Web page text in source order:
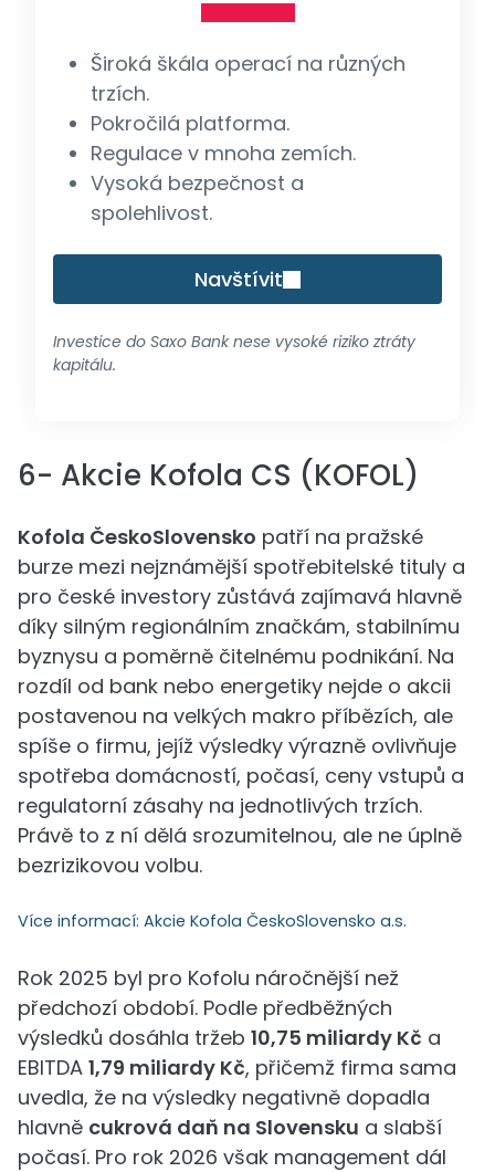
Široká škála operací na různých
trzích.
Pokročilá platforma.
Regulace v mnoha zemích.
Vysoká bezpečnost a
spolehlivost.
Navštívit
Investice do Saxo Bank nese vysoké riziko ztráty
kapitálu.
6- Akcie Kofola CS (KOFOL)
Kofola ČeskoSlovensko patří na pražské
burze mezi nejznámější spotřebitelské tituly a
pro české investory zůstává zajímavá hlavně
díky silným regionálním značkám, stabilnímu
byznysu a poměrně čitelnému podnikání. Na
rozdíl od bank nebo energetiky nejde o akcii
postavenou na velkých makro příbězích, ale
spíše o firmu, jejíž výsledky výrazně ovlivňuje
spotřeba domácností, počasí, ceny vstupů a
regulatorní zásahy na jednotlivých trzích.
Právě to z ní dělá srozumitelnou, ale ne úplně
bezrizikovou volbu.
Více informací: Akcie Kofola ČeskoSlovensko a.s.
Rok 2025 byl pro Kofolu náročnější než
předchozí období. Podle předběžných
výsledků dosáhla tržeb 10,75 miliardy Kč a
EBITDA 1,79 miliardy Kč, přičemž firma sama
uvedla, že na výsledky negativně dopadla
hlavně cukrová daň na Slovensku a slabší
počasí. Pro rok 2026 však management dál